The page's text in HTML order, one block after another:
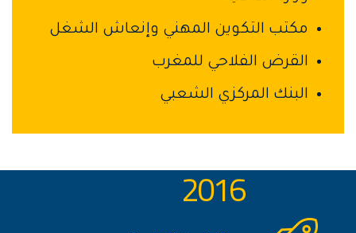
مكتب التكوين المهني وإنعاش الشغل
القرض الفلاحي للمغرب
البنك المركزي الشعبي
2016